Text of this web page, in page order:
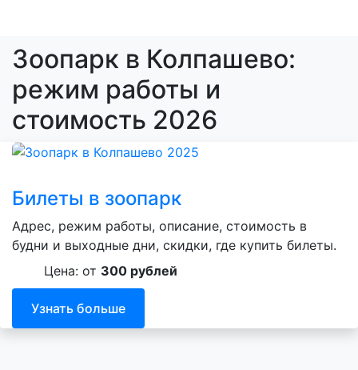
Зоопарк в Колпашево:
режим работы и
стоимость 2026
Билеты в зоопарк
Адрес, режим работы, описание, стоимость в
будни и выходные дни, скидки, где купить билеты.
Цена: от 300 рублей
Узнать больше